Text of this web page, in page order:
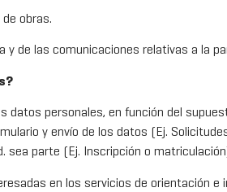
obras.
de las comunicaciones relativas a la
personales, en función del
y envío de los datos (Ej.
sea parte (Ej. Inscripción o
en los servicios de orientación